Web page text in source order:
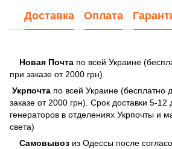
Доставка Оплата
Новая Почта по всей Украине
при заказе от 2000 грн).
Укрпочта по всей Украине (бесплатно
заказе от 2000 грн). Срок доставки 5-12
генераторов в отделениях Укрпочты и
света)
Самовывоз из Одессы после